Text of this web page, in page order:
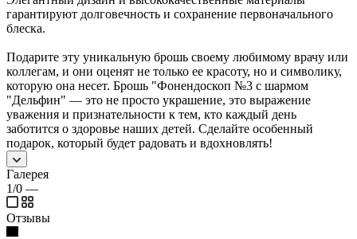
гарантируют долговечность и сохранение первоначального
блеска.
Подарите эту уникальную брошь своему любимому врачу или
коллегам, и они оценят не только ее красоту, но и символику,
которую она несет. Брошь "Фонендоскоп №3 с шармом
"Дельфин" — это не просто украшение, это выражение
уважения и признательности к тем, кто каждый день
заботится о здоровье наших детей. Сделайте особенный
подарок, который будет радовать и вдохновлять!
Галерея
1/0 —
Отзывы